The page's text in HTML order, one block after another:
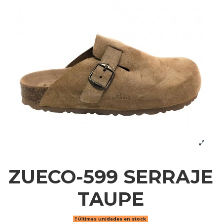
ZUECO-599 SERRAJE
TAUPE
Últimas unidades en stock